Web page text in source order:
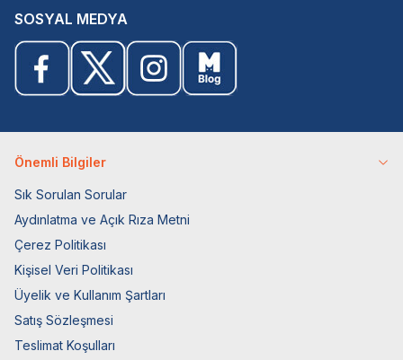
SOSYAL MEDYA
Önemli Bilgiler
Sık Sorulan Sorular
Aydınlatma ve Açık Rıza Metni
Çerez Politikası
Kişisel Veri Politikası
Üyelik ve Kullanım Şartları
Satış Sözleşmesi
Teslimat Koşulları